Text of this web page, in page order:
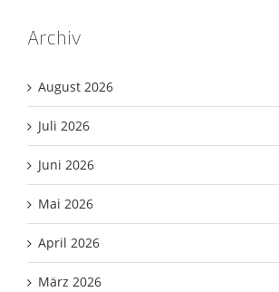
Archiv
August 2026
Juli 2026
Juni 2026
Mai 2026
April 2026
März 2026